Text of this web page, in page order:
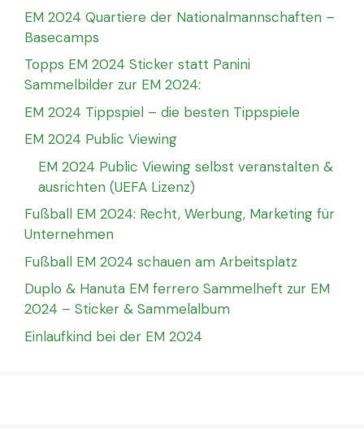
EM 2024 Quartiere der Nationalmannschaften –
Basecamps
Topps EM 2024 Sticker statt Panini
Sammelbilder zur EM 2024:
EM 2024 Tippspiel – die besten Tippspiele
EM 2024 Public Viewing
EM 2024 Public Viewing selbst veranstalten &
ausrichten (UEFA Lizenz)
Fußball EM 2024: Recht, Werbung, Marketing für
Unternehmen
Fußball EM 2024 schauen am Arbeitsplatz
Duplo & Hanuta EM ferrero Sammelheft zur EM
2024 – Sticker & Sammelalbum
Einlaufkind bei der EM 2024